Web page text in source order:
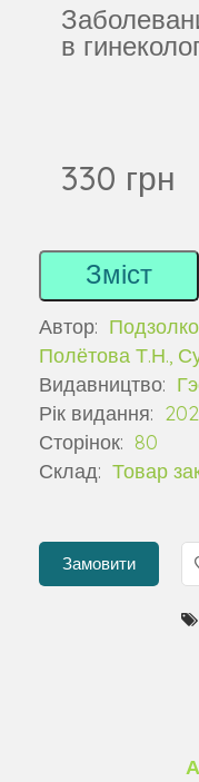
в
330 грн
Зміст
Автор:
Полётова Т.Н.,
Видавництво:
Рік видання:
Сторінок: 80
Склад: Товар
Замовити